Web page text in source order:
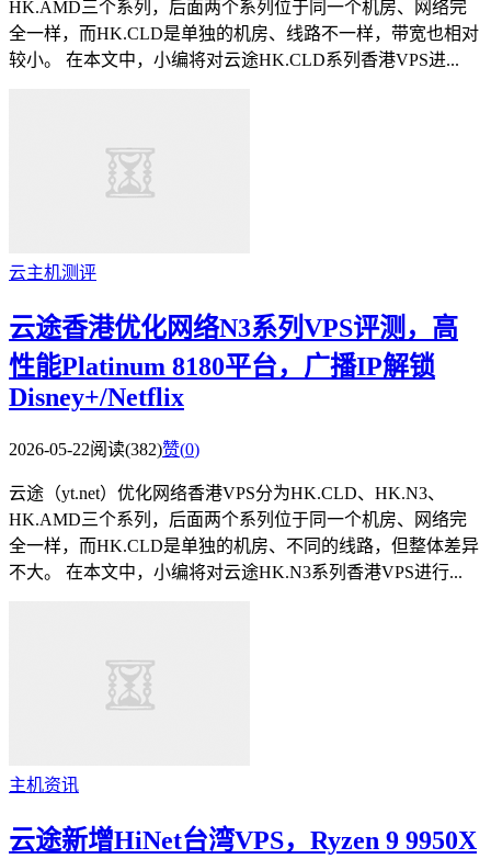
HK.AMD三个系列，后面两个系列位于同一个机房、网络完
全一样，而HK.CLD是单独的机房、线路不一样，带宽也相对
较小。 在本文中，小编将对云途HK.CLD系列香港VPS进...
云主机测评
云途香港优化网络N3系列VPS评测，高
性能Platinum 8180平台，广播IP解锁
Disney+/Netflix
2026-05-22阅读(382)赞(0)
云途（yt.net）优化网络香港VPS分为HK.CLD、HK.N3、
HK.AMD三个系列，后面两个系列位于同一个机房、网络完
全一样，而HK.CLD是单独的机房、不同的线路，但整体差异
不大。 在本文中，小编将对云途HK.N3系列香港VPS进行...
主机资讯
云途新增HiNet台湾VPS，Ryzen 9 9950X